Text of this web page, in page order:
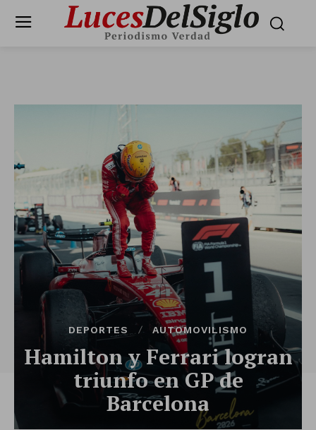
DEPORTES AUTOMOVILISMO
Hamilton y Ferrari logran
triunfo en GP de
Barcelona